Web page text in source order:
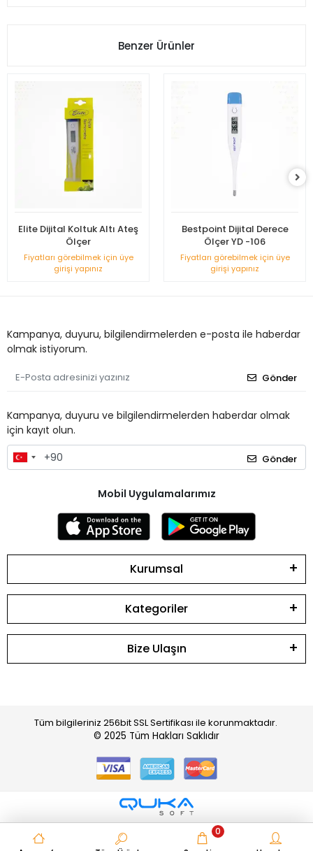
Benzer Ürünler
Elite Dijital Koltuk Altı Ateş
Ölçer
Fiyatları görebilmek için üye
girişi yapınız
Bestpoint Dijital Derece
Ölçer YD -106
Fiyatları görebilmek için üye
girişi yapınız
Kampanya, duyuru, bilgilendirmelerden e-posta ile haberdar
olmak istiyorum.
Gönder
Kampanya, duyuru ve bilgilendirmelerden haberdar olmak
için kayıt olun.
Gönder
Mobil Uygulamalarımız
Kurumsal
Kategoriler
Bize Ulaşın
Tüm bilgileriniz 256bit SSL Sertifikası ile korunmaktadır.
© 2025 Tüm Hakları Saklıdır
0